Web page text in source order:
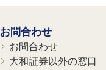
お問合わせ
お問合わせ
大和証券以外の窓口